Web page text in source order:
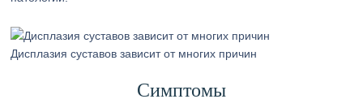
Дисплазия суставов зависит от многих причин
Симптомы